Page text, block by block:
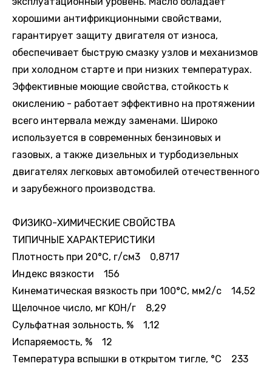
хорошими антифрикционными свойствами,
гарантирует защиту двигателя от износа,
обеспечивает быструю смазку узлов и механизмов
при холодном старте и при низких температурах.
Эффективные моющие свойства, стойкость к
окислению - работает эффективно на протяжении
всего интервала между заменами. Широко
используется в современных бензиновых и
газовых, а также дизельных и турбодизельных
двигателях легковых автомобилей отечественного
и зарубежного производства.
ФИЗИКО-ХИМИЧЕСКИЕ СВОЙСТВА
ТИПИЧНЫЕ ХАРАКТЕРИСТИКИ
Плотность при 20°С, г/см3 0,8717
Индекс вязкости 156
Кинематическая вязкость при 100°С, мм2/с 14,52
Щелочное число, мг KOH/г 8,29
Сульфатная зольность, % 1,12
Испаряемость, % 12
Температура вспышки в открытом тигле, °С 233